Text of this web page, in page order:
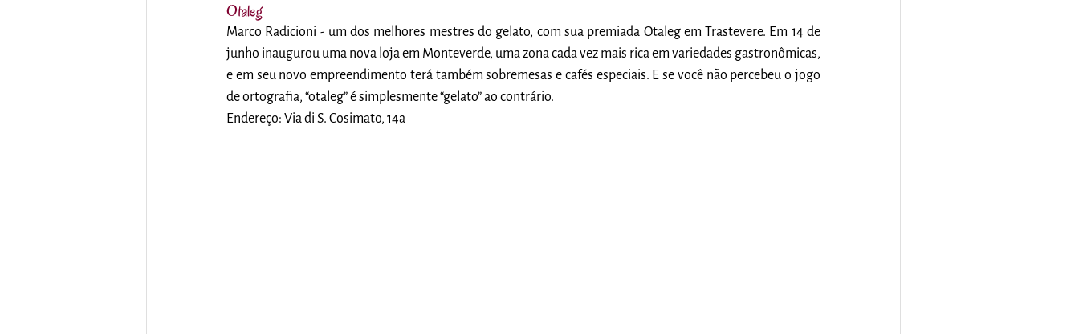
Otaleg
Marco Radicioni - um dos melhores mestres do gelato, com sua premiada Otaleg em Trastevere. Em 14 de
junho inaugurou uma nova loja em Monteverde, uma zona cada vez mais rica em variedades gastronômicas,
e em seu novo empreendimento terá também sobremesas e cafés especiais. E se você não percebeu o jogo
de ortografia, “otaleg” é simplesmente “gelato” ao contrário.
Endereço: Via di S. Cosimato, 14a